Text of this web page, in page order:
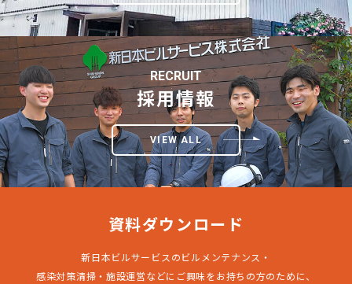
RECRUIT
採用情報
VIEW ALL
資料ダウンロード
新日本ビルサービスのビルメンテナンス・
感染対策清掃・施設運営などにご興味をお持ちの方のために、